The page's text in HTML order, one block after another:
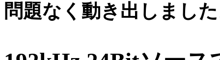
問題なく動き出しまし